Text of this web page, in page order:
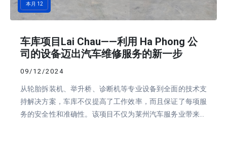
本月 12
车库项目Lai Chau——利用 Ha Phong 公
司的设备迈出汽车维修服务的新一步
09/12/2024
从轮胎拆装机、举升桥、诊断机等专业设备到全面的技术支
持解决方案，车库不仅提高了工作效率，而且保证了每项服
务的安全性和准确性。该项目不仅为莱州汽车服务业带来发